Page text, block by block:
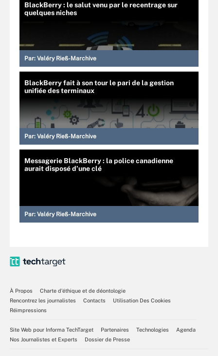
BlackBerry : le salut venu par le recentrage sur
quelques niches
Par: Valéry Rieß-Marchive
BlackBerry fait à son tour le pari de la gestion
unifiée des terminaux
Par: Valéry Rieß-Marchive
Messagerie BlackBerry : la police canadienne
aurait disposé d’une clé
Par: Valéry Rieß-Marchive
À Propos
Charte d’éthique et de déontologie
Rencontrez les journalistes
Contacts
Utilisation Des Cookies
Réimpressions
Site Web pour Informa TechTarget Partenaires Technologies
Agenda
Nos Journalistes et Experts
Dossier de Presse